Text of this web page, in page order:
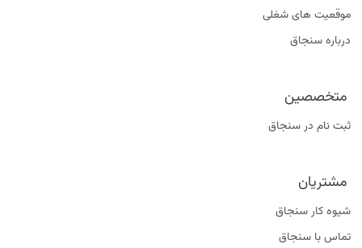
موقعیت‌ های شغلی
درباره سنجاق
متخصصین
ثبت نام در سنجاق
مشتریان
شیوه کار سنجاق
تماس با سنجاق